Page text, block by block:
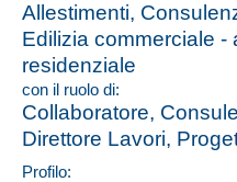
Allestimenti,
Edilizia commerciale -
residenziale
con il ruolo di:
Collaboratore,
Direttore Lavori,
Profilo: